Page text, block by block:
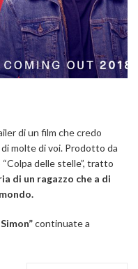
di un film che credo
molte di voi. Prodotto da
delle stelle”, tratto
di un ragazzo che a di
continuate a